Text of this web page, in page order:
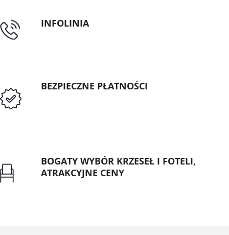
INFOLINIA
BEZPIECZNE PŁATNOŚCI
BOGATY WYBÓR KRZESEŁ I FOTELI,
ATRAKCYJNE CENY